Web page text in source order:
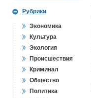
Рубрики
Экономика
Культура
Экология
Происшествия
Криминал
Общество
Политика